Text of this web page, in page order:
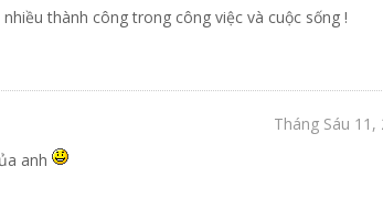
thành công trong công việc và cuộc sống !
Tháng Sáu 11,
anh